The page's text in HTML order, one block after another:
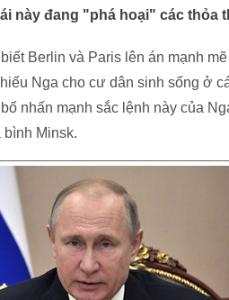
này đang "phá hoại" các thỏa
Berlin và Paris lên án mạnh
Nga cho cư dân sinh sống ở
nhấn mạnh sắc lệnh này của
bình Minsk.